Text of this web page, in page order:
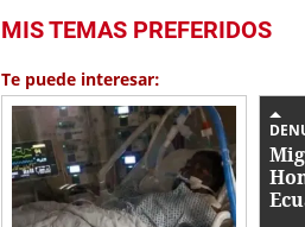
MIS TEMAS PREFERIDOS
Te puede interesar: